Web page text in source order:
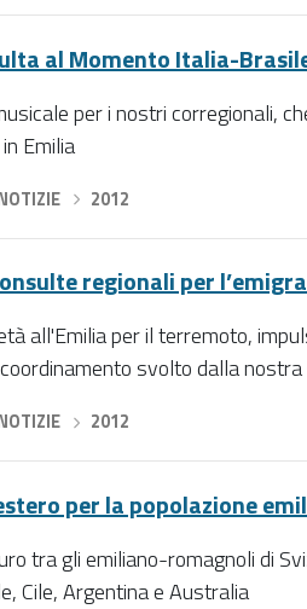
al Momento Italia-
per i nostri corregionali,
Emilia
2012
regionali per
all'Emilia per il terremoto,
svolto dalla
2012
per la popolazione
tra gli emiliano-romagnoli di
Cile, Argentina e Australia